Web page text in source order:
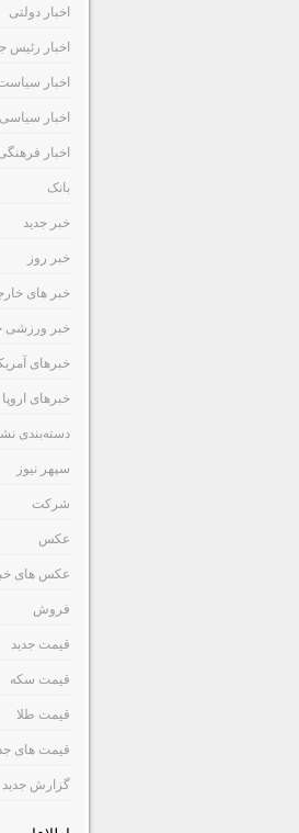
اخبار دولتی
اخبار رئیس
اخبار
اخبار سیاسی
اخبار
بانک
خبر جدید
خبر روز
خبر های
خبر ورزشی
خبرهای
خبرهای اروپا
دسته‌بندی
سپهر نیوز
شرکت
عکس
عکس های
فروش
قیمت جدید
قیمت سکه
قیمت طلا
قیمت های
گزارش جدید